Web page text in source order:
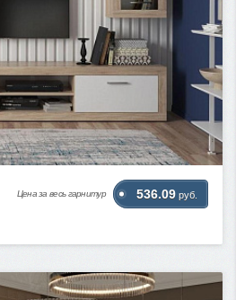
Цена за весь гарнитур 536.09 руб.